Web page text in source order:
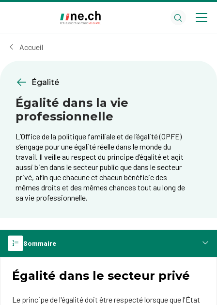
cookies
Accueil
Égalité
Égalité dans la vie
professionnelle
L’Office de la politique familiale et de l’égalité (OPFE)
s’engage pour une égalité réelle dans le monde du
travail. Il veille au respect du principe d’égalité et agit
aussi bien dans le secteur public que dans le secteur
privé, afin que chacune et chacun bénéficie des
mêmes droits et des mêmes chances tout au long de
sa vie professionnelle.
Sommaire
Égalité dans le secteur privé
Le principe de l'égalité doit être respecté lorsque que l'État